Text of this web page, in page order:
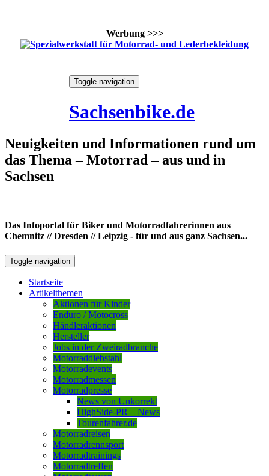
Werbung >>>
Toggle navigation
Sachsenbike.de
Neuigkeiten und Informationen rund um
das Thema – Motorrad – aus und in
Sachsen
Das Infoportal für Biker und Motorradfahrerinnen aus
Chemnitz // Dresden // Leipzig - für und aus ganz Sachsen...
Toggle navigation
Startseite
Artikelthemen
Aktionen für Kinder
Enduro / Motocross
Händleraktionen
Hersteller
Jobs in der Zweiradbranche
Motorraddiebstahl
Motorradevents
Motorradmessen
Motorradpresse
News von Unkorrekt
HighSide-PR – News
Tourenfahrer.de
Motorradreisen
Motorradrennsport
Motorradtrainings
Motorradtreffen